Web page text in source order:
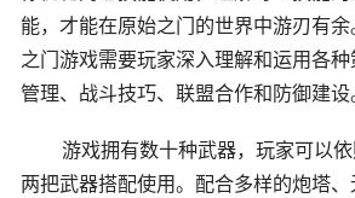
能，才能在原始之门的世界中游刃有
之门游戏需要玩家深入理解和运用各
管理、战斗技巧、联盟合作和防御建设
游戏拥有数十种武器，玩家可以
两把武器搭配使用。配合多样的炮塔